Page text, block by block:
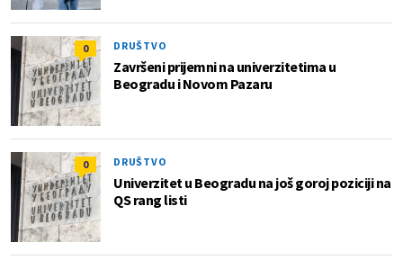
0 DRUŠTVO
Završeni prijemni na univerzitetima u
Beogradu i Novom Pazaru
0 DRUŠTVO
Univerzitet u Beogradu na još goroj poziciji na
QS rang listi